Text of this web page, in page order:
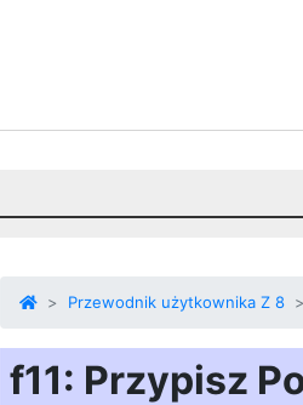
Przewodnik użytkownika Z 8
f11: Przypisz